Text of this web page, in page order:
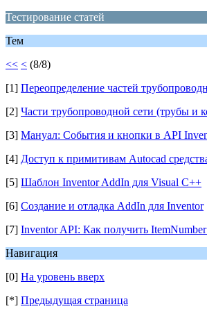
Тестирование статей
Тем
<< < (8/8)
[1] Переопределение частей
[2] Части трубопроводной сети (трубы и
[3] Мануал: События и кнопки в API
[4] Доступ к примитивам Autocad
[5] Шаблон Inventor AddIn для Visual C++
[6] Создание и отладка AddIn для Inventor
[7] Inventor API: Как получить
Навигация
[0] На уровень вверх
[*] Предыдущая страница